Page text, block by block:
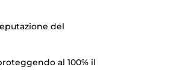
del
al 100% il